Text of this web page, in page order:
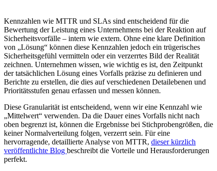
Kennzahlen wie MTTR und SLAs sind entscheidend für die
Bewertung der Leistung eines Unternehmens bei der Reaktion auf
Sicherheitsvorfälle – intern wie extern. Ohne eine klare Definition
von „Lösung“ können diese Kennzahlen jedoch ein trügerisches
Sicherheitsgefühl vermitteln oder ein verzerrtes Bild der Realität
zeichnen. Unternehmen wissen, wie wichtig es ist, den Zeitpunkt
der tatsächlichen Lösung eines Vorfalls präzise zu definieren und
Berichte zu erstellen, die dies auf verschiedenen Detailebenen und
Prioritätsstufen genau erfassen und messen können.
Diese Granularität ist entscheidend, wenn wir eine Kennzahl wie
„Mittelwert“ verwenden. Da die Dauer eines Vorfalls nicht nach
oben begrenzt ist, können die Ergebnisse bei Stichprobengrößen, die
keiner Normalverteilung folgen, verzerrt sein. Für eine
hervorragende, detaillierte Analyse von MTTR, dieser kürzlich
veröffentlichte Blog beschreibt die Vorteile und Herausforderungen
perfekt.